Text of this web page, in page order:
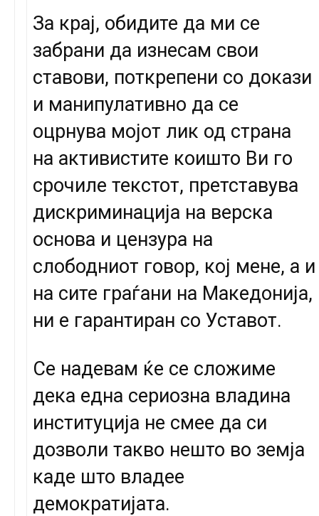
За крај, обидите да ми се
забрани да изнесам свои
ставови, поткрепени со докази
и манипулативно да се
оцрнува мојот лик од страна
на активистите коишто Ви го
срочиле текстот, претставува
дискриминација на верска
основа и цензура на
слободниот говор, кој мене, а и
на сите граѓани на Македонија,
ни е гарантиран со Уставот.
Се надевам ќе се сложиме
дека една сериозна владина
институција не смее да си
дозволи такво нешто во земја
каде што владее
демократијата.